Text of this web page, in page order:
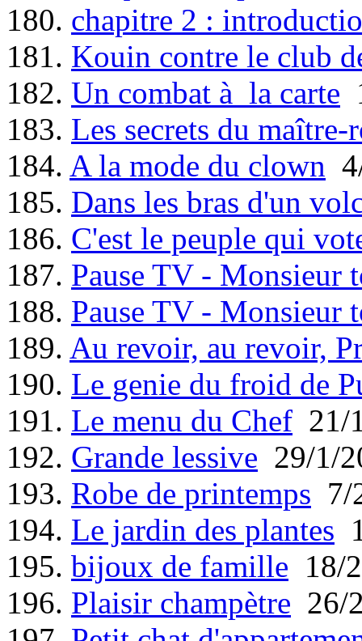
180. chapitre 2 :
181. Kouin contre le club
182. Un combat à la carte
183. Les secrets du maître-
184. A la mode du clown
185. Dans les bras d'un
186. C'est le peuple qui
187. Pause TV - Monsieur
188. Pause TV - Monsieur
189. Au revoir, au revoir,
190. Le genie du froid de
191. Le menu du Chef 21/
192. Grande lessive 29/1/
193. Robe de printemps 7/
194. Le jardin des plantes
195. bijoux de famille 18/
196. Plaisir champètre 26/